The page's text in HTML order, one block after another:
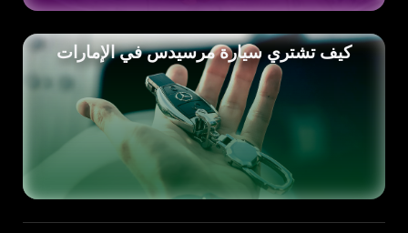
كيف تشتري سيارة مرسيدس في الإمارات